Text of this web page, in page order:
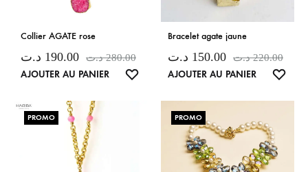
Collier AGATE rose
190.00 د.ت 280.00 د.ت
AJOUTER AU PANIER
Bracelet agate jaune
150.00 د.ت 220.00 د.ت
AJOUTER AU PANIER
PROMO PROMO